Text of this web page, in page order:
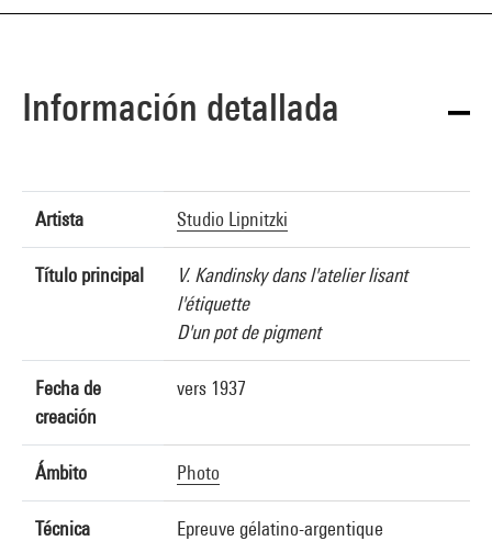
Información detallada
Artista Studio Lipnitzki
Título principal
V. Kandinsky dans l'atelier lisant
l'étiquette
D'un pot de pigment
Fecha de
creación
vers 1937
Ámbito Photo
Técnica Epreuve gélatino-argentique